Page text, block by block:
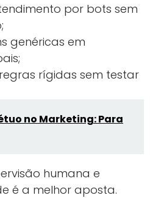
por bots sem
genéricas em
rígidas sem testar
no Marketing: Para
humana e
é a melhor aposta.